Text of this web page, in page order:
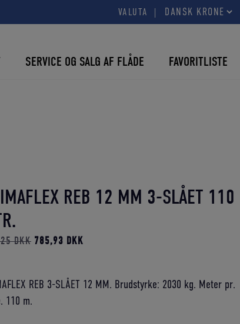
VALUTA
SERVICE OG SALG AF FLÅDE FAVORITLISTE
REB 12 MM 3-SLÅET 110
DKK Den
785,93 DKK
REB 3-SLÅET 12 MM. Brudstyrke: 2030 kg. Meter pr.
110 m.